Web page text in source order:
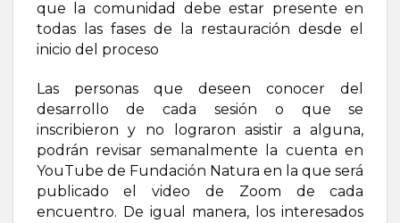
que la comunidad debe estar presente en
todas las fases de la restauración desde el
inicio del proceso
Las personas que deseen conocer del
desarrollo de cada sesión o que se
inscribieron y no lograron asistir a alguna,
podrán revisar semanalmente la cuenta en
YouTube de Fundación Natura en la que será
publicado el video de Zoom de cada
encuentro. De igual manera, los interesados